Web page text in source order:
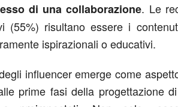
di una collaborazione. Le
(55%) risultano essere i
ispirazionali o educativi.
influencer emerge come
prime fasi della progettazione